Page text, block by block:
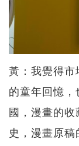
黃：我覺得
的童年回憶
國，漫畫的
史，漫畫原稿